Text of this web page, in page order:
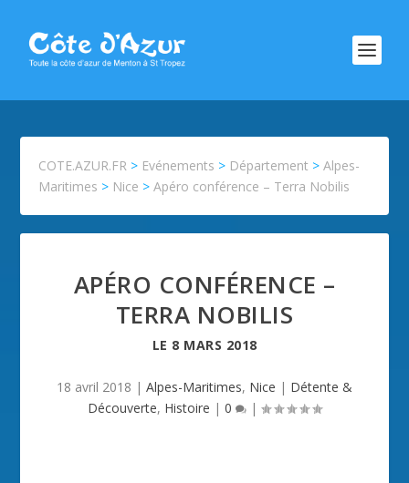
COTE.AZUR.FR > Evénements > Département >Alpes-
Maritimes > Nice >Apéro conférence – Terra Nobilis
APÉRO CONFÉRENCE –
TERRA NOBILIS
LE 8 MARS 2018
18 avril 2018 | Alpes-Maritimes, Nice | Détente &
Découverte, Histoire | 0 |